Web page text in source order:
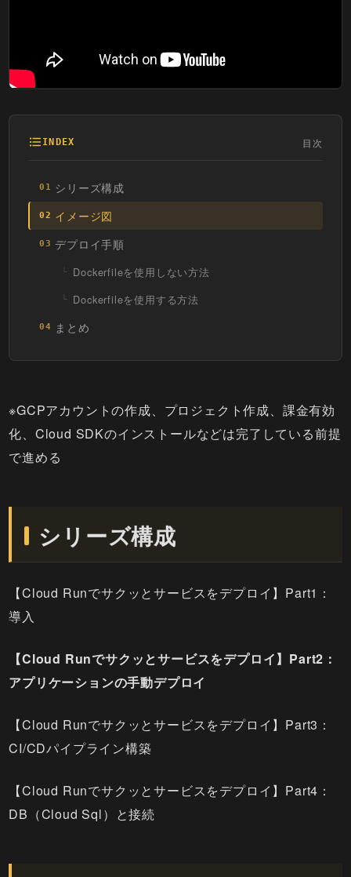
INDEX 目次
01 シリーズ構成
02 イメージ図
03 デプロイ手順
Dockerfileを使用しない方法
Dockerfileを使用する方法
04 まとめ
※GCPアカウントの作成、プロジェクト作成、課金有効
化、Cloud SDKのインストールなどは完了している前提
で進める
シリーズ構成
【Cloud Runでサクッとサービスをデプロイ】Part1：
導入
【Cloud Runでサクッとサービスをデプロイ】Part2：
アプリケーションの手動デプロイ
【Cloud Runでサクッとサービスをデプロイ】Part3：
CI/CDパイプライン構築
【Cloud Runでサクッとサービスをデプロイ】Part4：
DB（Cloud Sql）と接続